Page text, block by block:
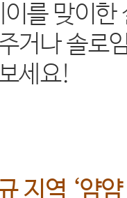
이를 맞이
거나 솔로
세요!
지역 ‘얌